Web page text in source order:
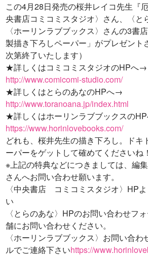
この4月28日発売の桜井レイコ先生『
央書店コミコミスタジオ〉さん、〈と
〈ホーリンラブブックス〉さんの3書
製描き下ろしペーパー」がプレゼント
次第終了いたします）
★詳しくはコミコミスタジオのHPへ
http://www.comicomi-studio.com/
★詳しくはとらのあなのHPへ→
http://www.toranoana.jp/index.html
★詳しくはホーリンラブブックスの
https://www.horinlovebooks.com/
どれも、桜井先生の描き下ろし。ドキ
ーパーをゲットして確めてくださいね！
※上記の特典などにつきましては、編
さんへお問い合わせ願います。
〈中央書店 コミコミスタジオ〉HP
い
〈とらのあな〉HPのお問い合わせフ
舗にお問い合わせください。
〈ホーリンラブブックス〉お問い合
ルでご連絡下さいhttps://